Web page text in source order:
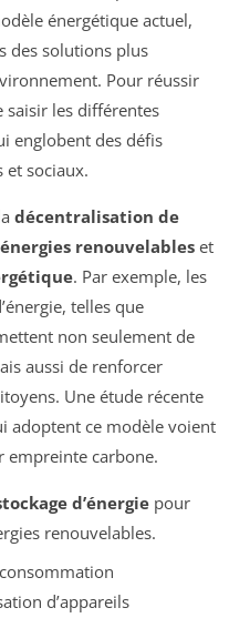
énergétique actuel,
des solutions plus
Pour réussir
saisir les différentes
englobent des défis
sociaux.
décentralisation de
énergies renouvelables et
. Par exemple, les
telles que
non seulement de
aussi de renforcer
Une étude récente
adoptent ce modèle voient
empreinte carbone.
d’énergiepour
renouvelables.
d’appareils